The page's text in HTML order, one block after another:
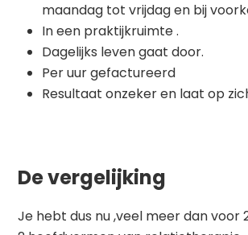
maandag tot vrijdag en bij
In een praktijkruimte .
Dagelijks leven gaat door.
Per uur gefactureerd
Resultaat onzeker en laat op
De vergelijking
Je hebt dus nu ,veel meer dan voor